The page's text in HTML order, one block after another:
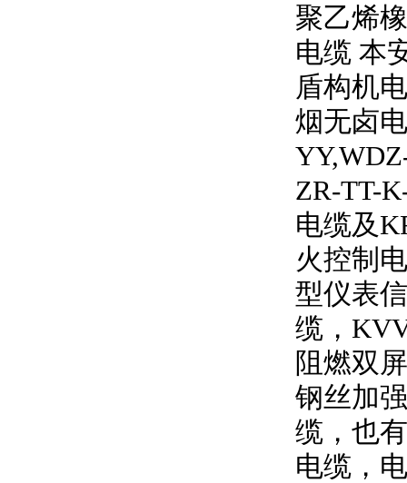
聚乙烯
电缆 本
盾构机
烟无卤
ZR-TT-
电缆及
火控制
型仪表
缆，
阻燃双
钢丝加
缆，也
电缆，